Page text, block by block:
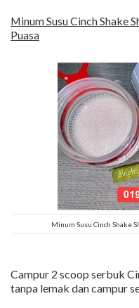
Minum Susu Cinch Shake
Puasa
Minum Susu Cinch Shake
Campur 2 scoop serbuk
tanpa lemak dan campur